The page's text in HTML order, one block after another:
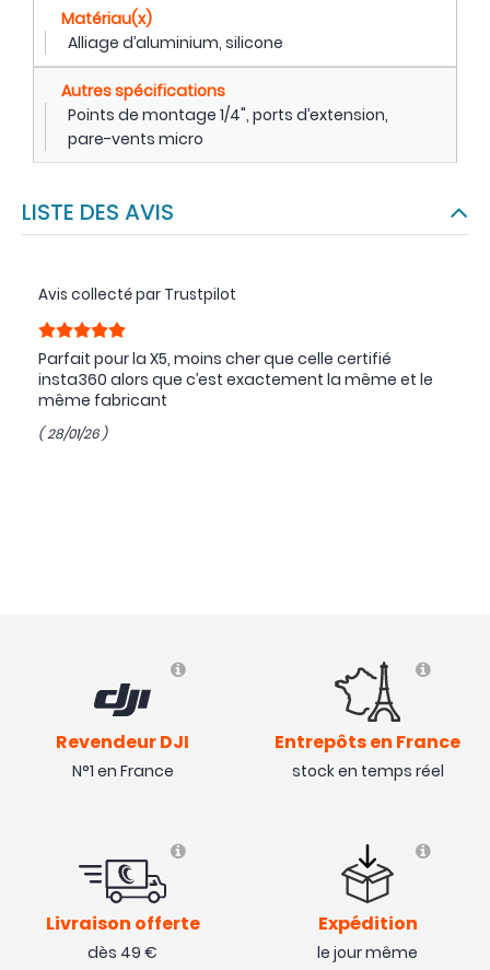
Matériau(x)
Alliage d’aluminium, silicone
Autres spécifications
Points de montage 1/4", ports d’extension,
pare-vents micro
LISTE DES AVIS
Avis collecté par Trustpilot
Parfait pour la X5, moins cher que celle certifié
insta360 alors que c’est exactement la même et le
même fabricant
( 28/01/26 )
Revendeur DJI
N°1 en France
Entrepôts en France
stock en temps réel
Livraison offerte
dès 49 €
Expédition
le jour même